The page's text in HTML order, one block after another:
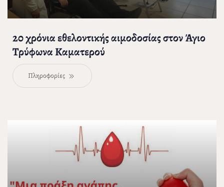
20 χρόνια εθελοντικής αιμοδοσίας στον Άγιο
Τρύφωνα Καματερού
Πληροφορίες